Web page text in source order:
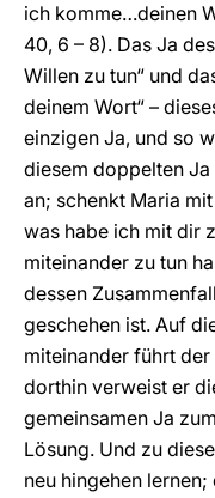
ich komme…deinen
40, 6 – 8). Das Ja
Willen zu tun“ und
deinem Wort“ –
einzigen Ja, und so
diesem doppelten
an; schenkt Maria
was habe ich mit dir
miteinander zu tun
dessen
geschehen ist. Auf
miteinander führt
dorthin verweist er
gemeinsamen Ja
Lösung. Und zu
neu hingehen